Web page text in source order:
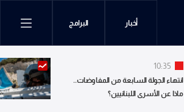
أخبار البرامج
10:35
انتهاء الجولة السابعة من المفاوضات..
ماذا عن الأسرى اللبنانيين؟